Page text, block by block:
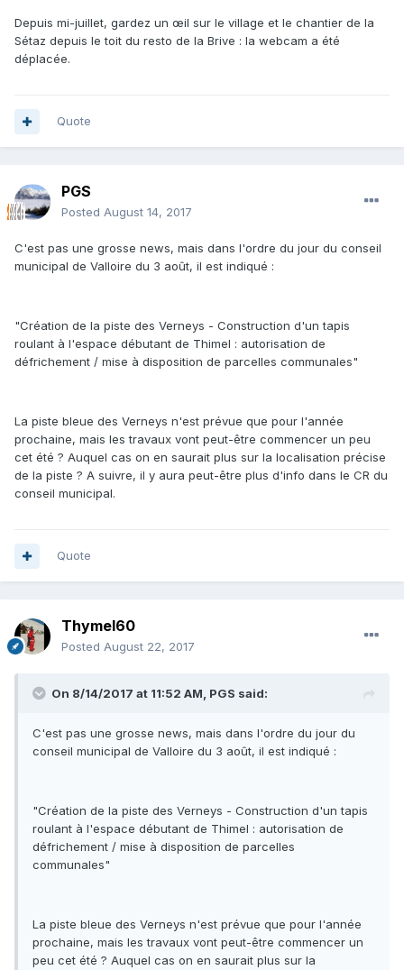
Depuis mi-juillet, gardez un œil sur le village et le chantier de la
Sétaz depuis le toit du resto de la Brive : la webcam a été
déplacée.
Quote
PGS
Posted August 14, 2017
C'est pas une grosse news, mais dans l'ordre du jour du conseil
municipal de Valloire du 3 août, il est indiqué :
"Création de la piste des Verneys - Construction d'un tapis
roulant à l'espace débutant de Thimel : autorisation de
défrichement / mise à disposition de parcelles communales"
La piste bleue des Verneys n'est prévue que pour l'année
prochaine, mais les travaux vont peut-être commencer un peu
cet été ? Auquel cas on en saurait plus sur la localisation précise
de la piste ? A suivre, il y aura peut-être plus d'info dans le CR du
conseil municipal.
Quote
Thymel60
Posted August 22, 2017
On 8/14/2017 at 11:52 AM, PGS said:
C'est pas une grosse news, mais dans l'ordre du jour du
conseil municipal de Valloire du 3 août, il est indiqué :
"Création de la piste des Verneys - Construction d'un tapis
roulant à l'espace débutant de Thimel : autorisation de
défrichement / mise à disposition de parcelles
communales"
La piste bleue des Verneys n'est prévue que pour l'année
prochaine, mais les travaux vont peut-être commencer un
peu cet été ? Auquel cas on en saurait plus sur la